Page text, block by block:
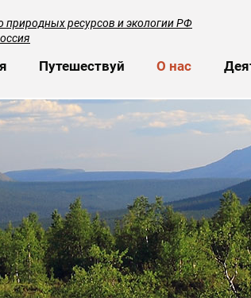
природных ресурсов и экологии РФ
навигация
Путешествуй О нас